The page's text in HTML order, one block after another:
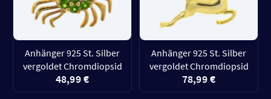
Anhänger 925 St. Silber
vergoldet Chromdiopsid
48,99 €
Anhänger 925 St. Silber
vergoldet Chromdiopsid
78,99 €